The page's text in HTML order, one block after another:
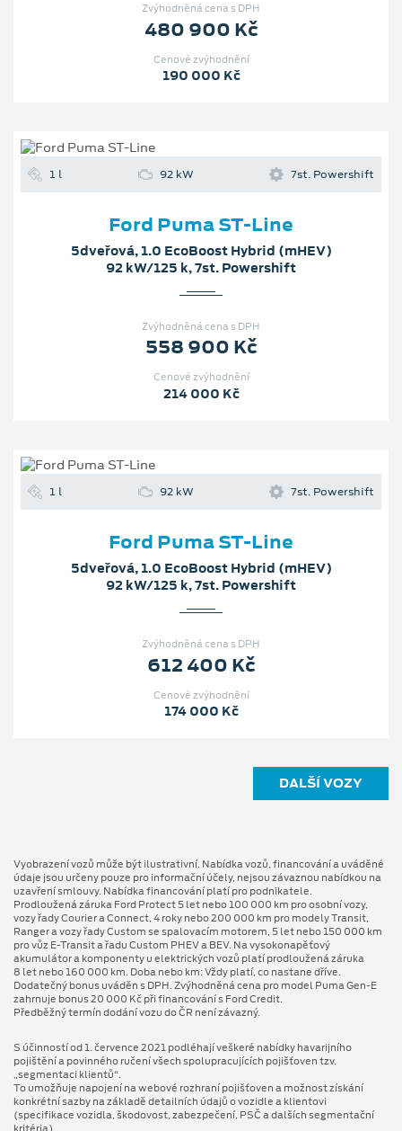
Zvýhodněná cena s DPH
480 900 Kč
Cenové zvýhodnění
190 000 Kč
1 l 92 kW 7st. Powershift
Ford Puma ST-Line
5dveřová, 1.0 EcoBoost Hybrid (mHEV)
92 kW/125 k, 7st. Powershift
Zvýhodněná cena s DPH
558 900 Kč
Cenové zvýhodnění
214 000 Kč
1 l 92 kW 7st. Powershift
Ford Puma ST-Line
5dveřová, 1.0 EcoBoost Hybrid (mHEV)
92 kW/125 k, 7st. Powershift
Zvýhodněná cena s DPH
612 400 Kč
Cenové zvýhodnění
174 000 Kč
DALŠÍ VOZY
Vyobrazení vozů může být ilustrativní. Nabídka vozů, financování a uváděné
údaje jsou určeny pouze pro informační účely, nejsou závaznou nabídkou na
uzavření smlouvy. Nabídka financování platí pro podnikatele.
Prodloužená záruka Ford Protect 5 let nebo 100 000 km pro osobní vozy,
vozy řady Courier a Connect, 4 roky nebo 200 000 km pro modely Transit,
Ranger a vozy řady Custom se spalovacím motorem, 5 let nebo 150 000 km
pro vůz E-Transit a řadu Custom PHEV a BEV. Na vysokonapěťový
akumulátor a komponenty u elektrických vozů platí prodloužená záruka
8 let nebo 160 000 km. Doba nebo km: Vždy platí, co nastane dříve.
Dodatečný bonus uváděn s DPH. Zvýhodněná cena pro model Puma Gen⁠-⁠E
zahrnuje bonus 20 000 Kč při financování s Ford Credit.
Předběžný termín dodání vozu do ČR není závazný.
S účinností od 1. července 2021 podléhají veškeré nabídky havarijního
pojištění a povinného ručení všech spolupracujících pojišťoven tzv.
„segmentaci klientů“.
To umožňuje napojení na webové rozhraní pojišťoven a možnost získání
konkrétní sazby na základě detailních údajů o vozidle a klientovi
(specifikace vozidla, škodovost, zabezpečení, PSČ a dalších segmentační